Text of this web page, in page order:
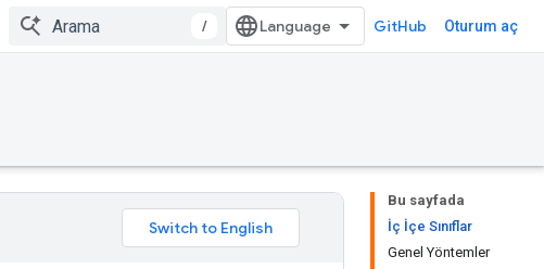
/ GitHub Oturum aç
Bu sayfada
İç İçe Sınıflar
Genel Yöntemler